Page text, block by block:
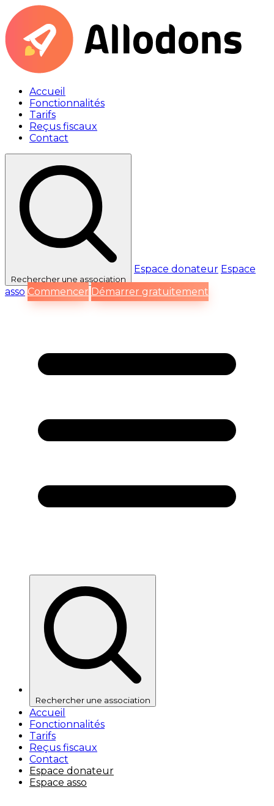
Accueil
Fonctionnalités
Tarifs
Reçus fiscaux
Contact
Rechercherune association
Espace donateur Espace
asso Commencer Démarrer gratuitement
Rechercher une association
Accueil
Fonctionnalités
Tarifs
Reçus fiscaux
Contact
Espace donateur
Espace asso